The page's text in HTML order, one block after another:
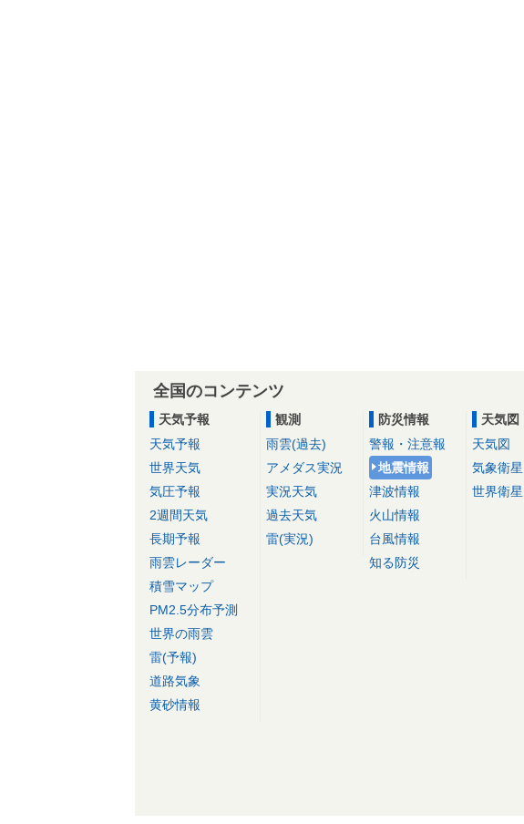
全国のコンテンツ
天気予報
天気予報
世界天気
気圧予報
2週間天気
長期予報
雨雲レーダー
積雪マップ
PM2.5分布予測
世界の雨雲
雷(予報)
道路気象
黄砂情報
観測
雨雲(過去)
アメダス実況
実況天気
過去天気
雷(実況)
防災情報
警報・注意報
地震情報
津波情報
火山情報
台風情報
知る防災
天気図
天気図
気象衛星
世界衛星